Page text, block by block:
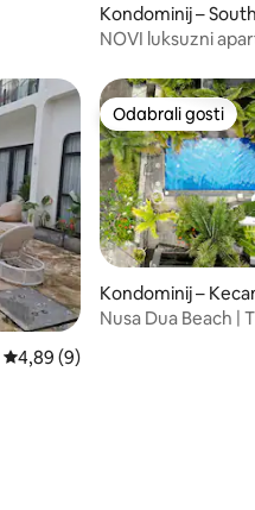
Kondominij –
NOVI luksuzni
Prosječna ocjena: 4,89/5,
4,89 (9)
Odabrali gosti
Odabrali gosti
Kondominij –
latan
Nusa Dua Beach |